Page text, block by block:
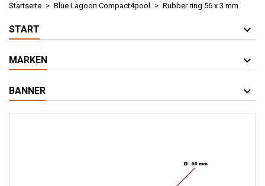
Startseite Blue Lagoon Compact4pool Rubber ring 56 x 3 mm
START
MARKEN
BANNER